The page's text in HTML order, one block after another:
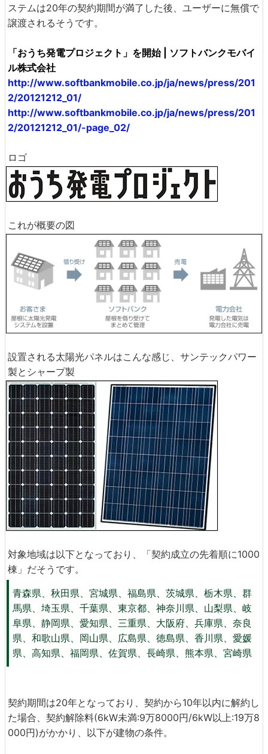
ステムは20年の契約期間が満了した後、ユーザーに無償で
譲渡されるそうです。
「おうち発電プロジェクト」を開始 | ソフトバンクモバイ
ル株式会社
http://www.softbankmobile.co.jp/ja/news/press/201
2/20121212_01/
http://www.softbankmobile.co.jp/ja/news/press/201
2/20121212_01/-page_02/
ロゴ
これが概要の図
設置される太陽光パネルはこんな感じ、サンテックパワー
製とシャープ製
対象地域は以下となっており、「契約成立の先着順に1000
棟」だそうです。
青森県、秋田県、宮城県、福島県、茨城県、栃木県、群
馬県、埼玉県、千葉県、東京都、神奈川県、山梨県、岐
阜県、静岡県、愛知県、三重県、大阪府、兵庫県、奈良
県、和歌山県、岡山県、広島県、徳島県、香川県、愛媛
県、高知県、福岡県、佐賀県、長崎県、熊本県、宮崎県
契約期間は20年となっており、契約から10年以内に解約し
た場合、契約解除料(6kW未満:9万8000円/6kW以上:19万8
000円)がかかり、以下が建物の条件。